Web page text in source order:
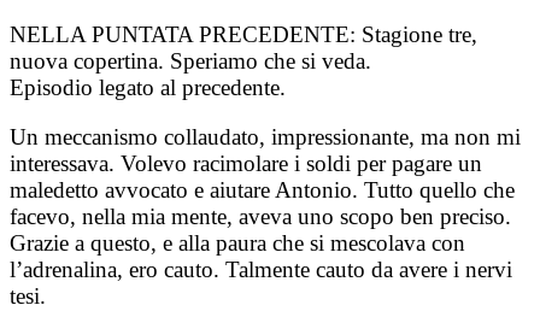
NELLA PUNTATA PRECEDENTE: Stagione tre,
nuova copertina. Speriamo che si veda.
Episodio legato al precedente.
Un meccanismo collaudato, impressionante, ma non mi
interessava. Volevo racimolare i soldi per pagare un
maledetto avvocato e aiutare Antonio. Tutto quello che
facevo, nella mia mente, aveva uno scopo ben preciso.
Grazie a questo, e alla paura che si mescolava con
l’adrenalina, ero cauto. Talmente cauto da avere i nervi
tesi.